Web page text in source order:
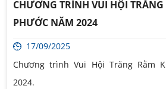
CHƯƠNG TRÌNH VUI HỘI
PHƯỚC NĂM 2024
17/09/2025
Chương trình Vui Hội Trăng Rằm
2024.